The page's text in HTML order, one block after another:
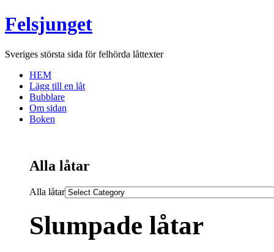
Felsjunget
Sveriges största sida för felhörda låttexter
HEM
Lägg till en låt
Bubblare
Om sidan
Boken
Alla låtar
Alla låtar
Slumpade låtar